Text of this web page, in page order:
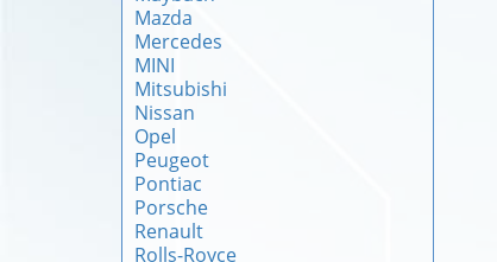
Mazda
Mercedes
MINI
Mitsubishi
Nissan
Opel
Peugeot
Pontiac
Porsche
Renault
Rolls-Royce